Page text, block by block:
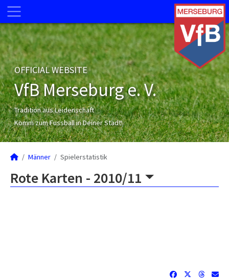
OFFICIAL WEBSITE
VfB Merseburg e. V.
Tradition aus Leidenschaft
Komm zum Fussball in Deiner Stadt!
Männer Spielerstatistik
Rote Karten - 2010/11